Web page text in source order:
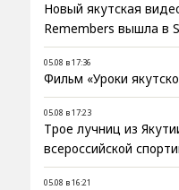
Новый якутская
Remembers вышла в
05.08 в 17:36
Фильм «Уроки
05.08 в 17:23
Трое лучниц из
всероссийской
05.08 в 16:21